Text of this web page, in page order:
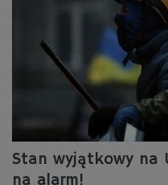
Stan wyjątkowy na
na alarm!